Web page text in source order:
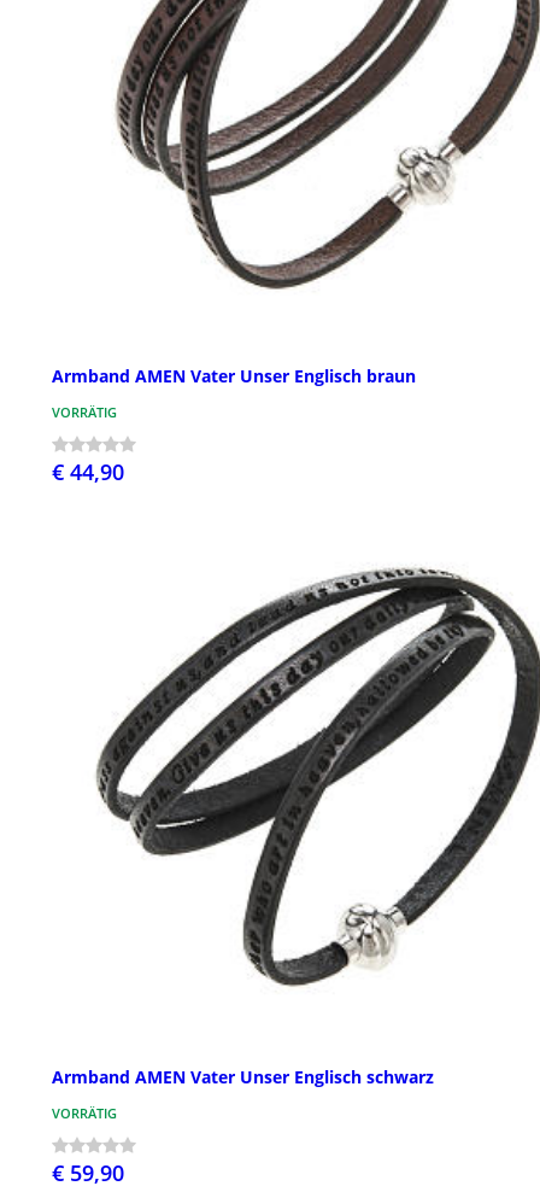
Armband AMEN Vater Unser Englisch braun
VORRÄTIG
€ 44,90
Armband AMEN Vater Unser Englisch schwarz
VORRÄTIG
€ 59,90